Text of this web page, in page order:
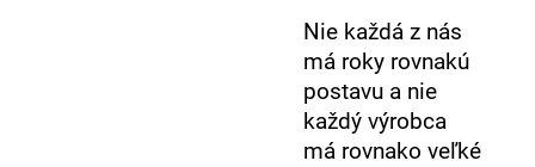
Nie každá z nás
má roky rovnakú
postavu a nie
každý výrobca
má rovnako veľké